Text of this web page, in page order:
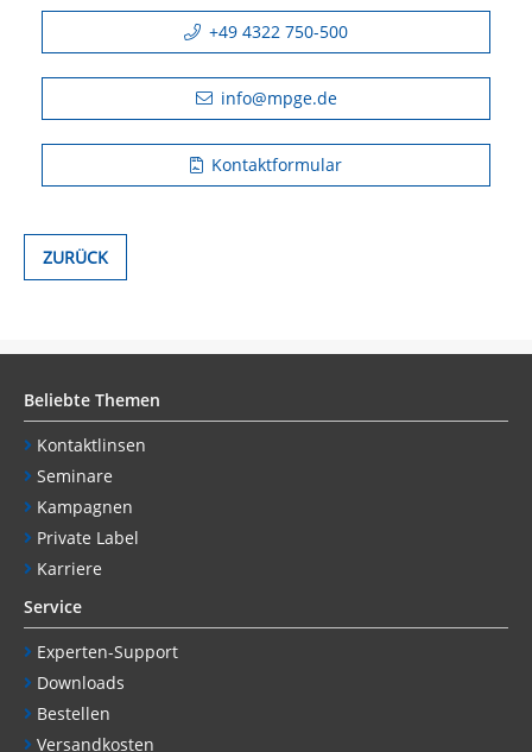
+49 4322 750-500
info@mpge.de
Kontaktformular
ZURÜCK
Beliebte Themen
Kontaktlinsen
Seminare
Kampagnen
Private Label
Karriere
Service
Experten-Support
Downloads
Bestellen
Versandkosten